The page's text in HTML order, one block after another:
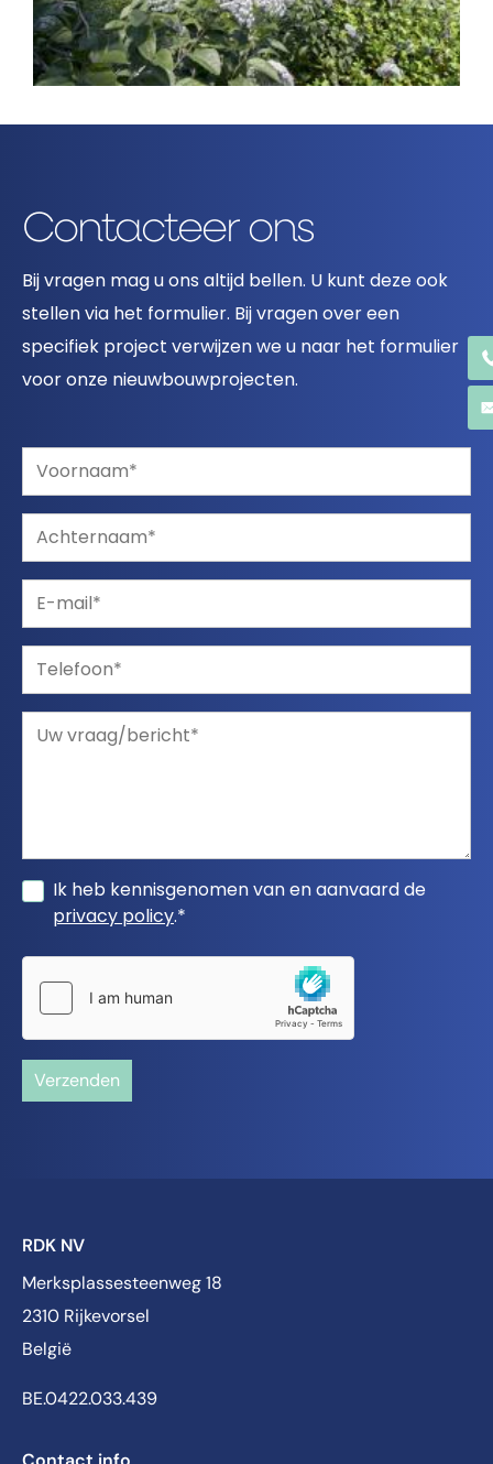
Ik heb kennisgenomen van en aanvaard de
privacy policy.*
Verzenden
Contacteer ons
Bij vragen mag u ons altijd bellen. U kunt deze ook
stellen via het formulier. Bij vragen over een
specifiek project verwijzen we u naar het formulier
voor onze nieuwbouwprojecten.
RDK NV
Merksplassesteenweg 18
2310 Rijkevorsel
België
BE.0422.033.439
Contact info